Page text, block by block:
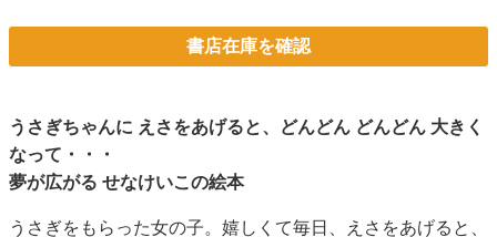
書店在庫を確認
うさぎちゃんに えさをあげると、どんどん どんどん 大きく
なって・・・
夢が広がる せなけいこの絵本
うさぎをもらった女の子。嬉しくて毎日、えさをあげると、